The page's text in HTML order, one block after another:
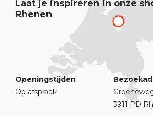
Laat je inspireren in onze
Rhenen
Openingstijden
Op afspraak
3911 PD